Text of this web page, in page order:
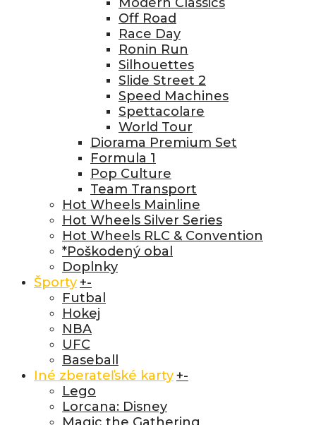
Off Road
Race Day
Ronin Run
Silhouettes
Slide Street 2
Speed Machines
Spettacolare
World Tour
Diorama Premium Set
Formula 1
Pop Culture
Team Transport
Hot Wheels Mainline
Hot Wheels Silver Series
Hot Wheels RLC & Convention
*Poškodený obal
Doplnky
Športy+-
Futbal
Hokej
NBA
UFC
Baseball
Iné zberateľské karty+-
Lego
Lorcana: Disney